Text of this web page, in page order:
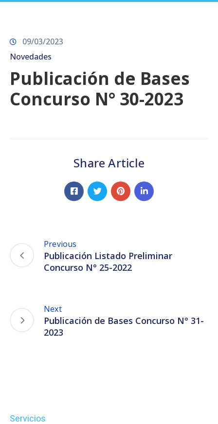
09/03/2023
Novedades
Publicación de Bases
Concurso N° 30-2023
Share Article
Previous
Publicación Listado Preliminar
Concurso N° 25-2022
Next
Publicación de Bases Concurso N° 31-
2023
Servicios